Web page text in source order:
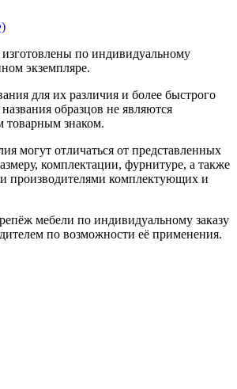
по индивидуальному
экземпляре.
для их различия и более быстрого
образцов не являются
товарным знаком.
могут отличаться от представленных
комплектации, фурнитуре, а также
производителями комплектующих и
мебели по индивидуальному заказу
по возможности её применения.